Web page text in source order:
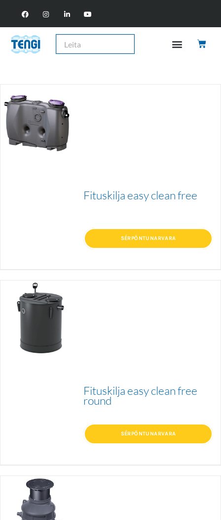
Fituskilja easy clean free
SÉRPÖNTUNARVARA
Fituskilja easy clean free
round
SÉRPÖNTUNARVARA